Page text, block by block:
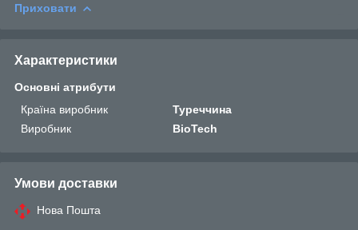
Приховати
Характеристики
Основні атрибути
Країна виробник
Туреччина
Виробник
BioTech
Умови доставки
Нова Пошта